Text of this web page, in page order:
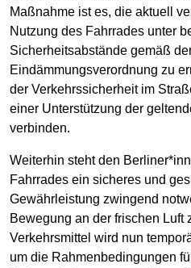
Maßnahme ist es, die aktuell
Nutzung des Fahrrades unter
Sicherheitsabstände gemäß
Eindämmungsverordnung zu
der Verkehrssicherheit im
einer Unterstützung der
verbinden.
Weiterhin steht den
Fahrrades ein sicheres und
Gewährleistung zwingend
Bewegung an der frischen Luft
Verkehrsmittel wird nun
um die Rahmenbedingungen